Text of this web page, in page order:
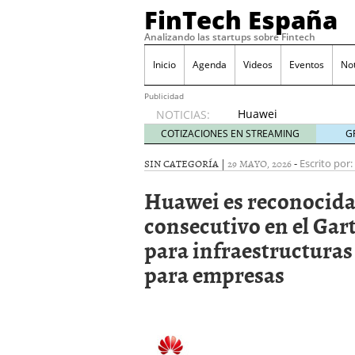
FinTech España
Analizando las startups sobre Fintech
Inicio Agenda Videos Eventos
Publicidad
NOTICIAS:
Huawei
es
reconocida
como
año
consecutivo
Gartner®
Magic
Quadrant™
COTIZACIONES EN STREAMING
SIN CATEGORÍA | 29 MAYO, 2026- Escrito por:
Huawei es
consecutivo en el
para
para empresas